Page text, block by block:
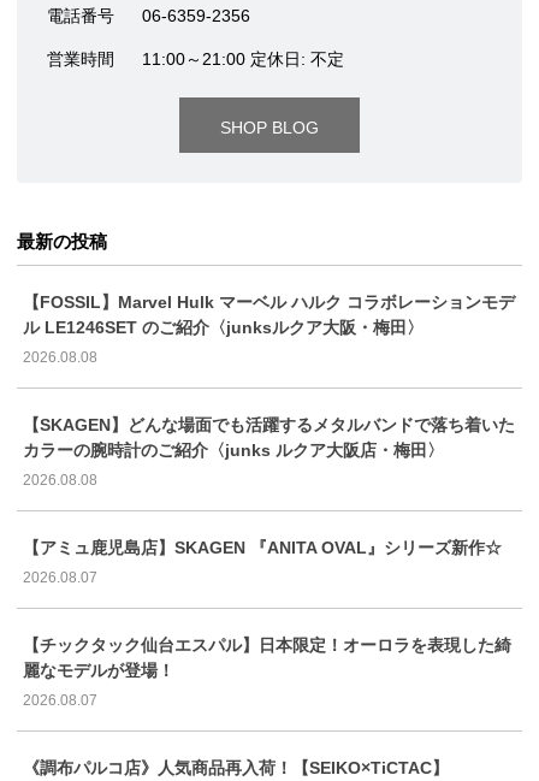
電話番号 06-6359-2356
営業時間 11:00～21:00 定休日: 不定
SHOP BLOG
最新の投稿
【FOSSIL】Marvel Hulk マーベル ハルク コラボレーションモデ
ル LE1246SET のご紹介〈junksルクア大阪・梅田〉
2026.08.08
【SKAGEN】どんな場面でも活躍するメタルバンドで落ち着いた
カラーの腕時計のご紹介〈junks ルクア大阪店・梅田〉
2026.08.08
【アミュ鹿児島店】SKAGEN 『ANITA OVAL』シリーズ新作☆
2026.08.07
【チックタック仙台エスパル】日本限定！オーロラを表現した綺
麗なモデルが登場！
2026.08.07
《調布パルコ店》人気商品再入荷！【SEIKO×TiCTAC】